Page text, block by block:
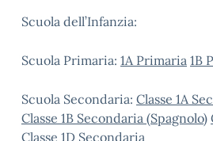
Scuola dell’Infanzia:
Scuola Primaria: 1A Primaria 1B
Scuola Secondaria: Classe 1A
Classe 1B Secondaria (Spagnolo)
Classe 1D Secondaria